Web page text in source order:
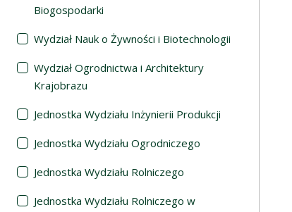
Biogospodarki
Wydział Nauk o Żywności i Biotechnologii
Wydział Ogrodnictwa i Architektury
Krajobrazu
Jednostka Wydziału Inżynierii Produkcji
Jednostka Wydziału Ogrodniczego
Jednostka Wydziału Rolniczego
Jednostka Wydziału Rolniczego w